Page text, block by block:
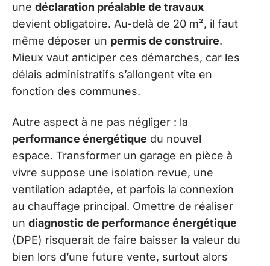
une déclaration préalable de travaux
devient obligatoire. Au-delà de 20 m², il faut
même déposer un permis de construire.
Mieux vaut anticiper ces démarches, car les
délais administratifs s’allongent vite en
fonction des communes.
Autre aspect à ne pas négliger : la
performance énergétique du nouvel
espace. Transformer un garage en pièce à
vivre suppose une isolation revue, une
ventilation adaptée, et parfois la connexion
au chauffage principal. Omettre de réaliser
un diagnostic de performance énergétique
(DPE) risquerait de faire baisser la valeur du
bien lors d’une future vente, surtout alors